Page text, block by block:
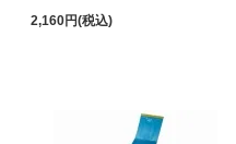
2,160円(税込)